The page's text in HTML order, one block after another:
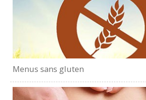
Menus sans gluten